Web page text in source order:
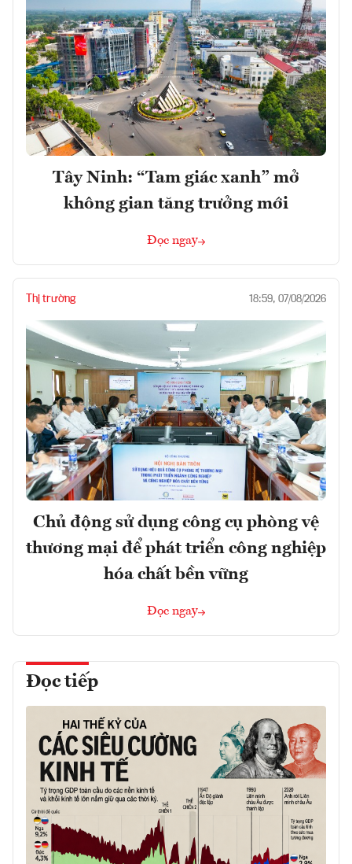
Tây Ninh: “Tam giác xanh” mở
không gian tăng trưởng mới
Đọc ngay
Thị trường 18:59, 07/08/2026
Chủ động sử dụng công cụ phòng vệ
thương mại để phát triển công nghiệp
hóa chất bền vững
Đọc ngay
Đọc tiếp